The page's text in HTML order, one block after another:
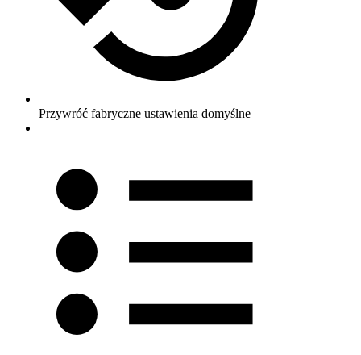
Przywróć fabryczne ustawienia domyślne